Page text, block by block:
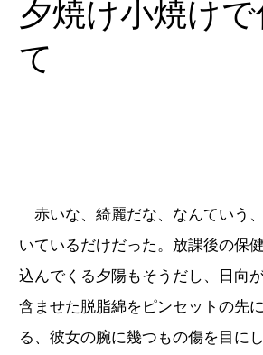
夕焼け小焼けで
て
赤いな、綺麗だな、なんていう
いているだけだった。放課後の保
込んでくる夕陽もそうだし、日向
含ませた脱脂綿をピンセットの先
る、彼女の腕に幾つもの傷を目に